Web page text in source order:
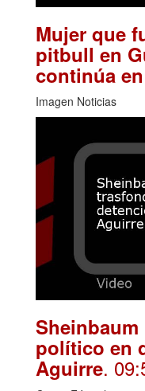
Mujer que
pitbull en
continúa
Imagen Noticias
político en
Aguirre.